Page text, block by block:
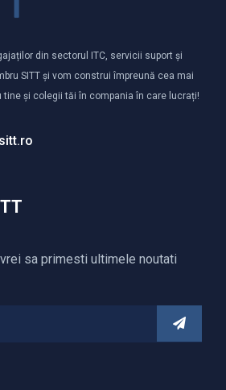
din sectorul ITC, servicii suport și
SITT și vom construi împreună cea mai
tine și colegii tăi în compania în care lucrați!
sa primesti ultimele noutati